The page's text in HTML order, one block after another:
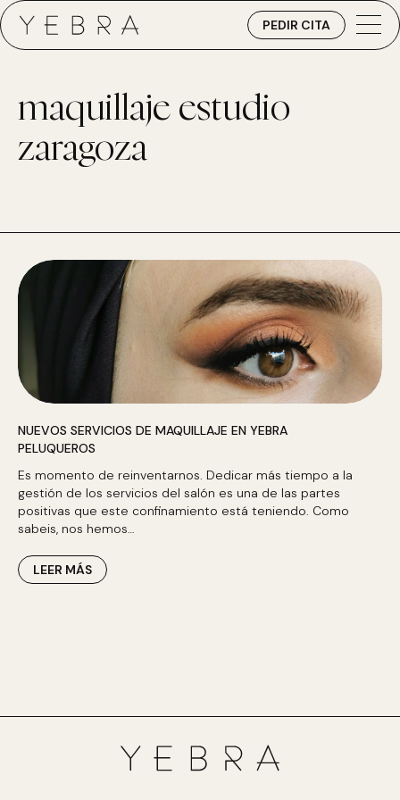
PEDIR CITA
maquillaje estudio
zaragoza
NUEVOS SERVICIOS DE MAQUILLAJE EN YEBRA
PELUQUEROS
Es momento de reinventarnos. Dedicar más tiempo a la
gestión de los servicios del salón es una de las partes
positivas que este confinamiento está teniendo. Como
sabeis, nos hemos…
LEER MÁS